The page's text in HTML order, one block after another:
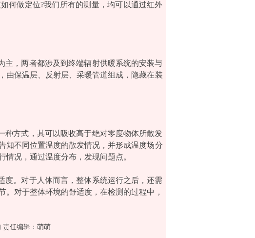
何做定位?我们所有的测量，均可以通过红外
主，两者都涉及到终端辐射供暖系统的安装与
由保温层、反射层、采暖管道组成，隐藏在装
种方式，其可以吸收高于绝对零度物体所散发
知不同位置温度的散发情况，并形成温度场分
况，通过温度分布，发现问题点。
度。对于人体而言，整体系统运行之后，还需
对于整体环境的舒适度，在检测的过程中，
责任编辑：萌萌